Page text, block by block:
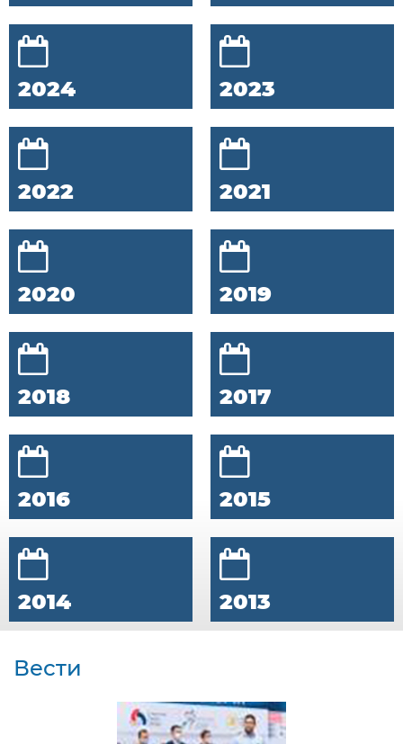
2024 2023
2022 2021
2020 2019
2018 2017
2016 2015
2014 2013
Вести